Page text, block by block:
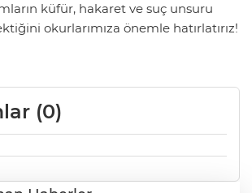
küfür, hakaret ve suç unsuru
okurlarımıza önemle hatırlatırız!
(0)